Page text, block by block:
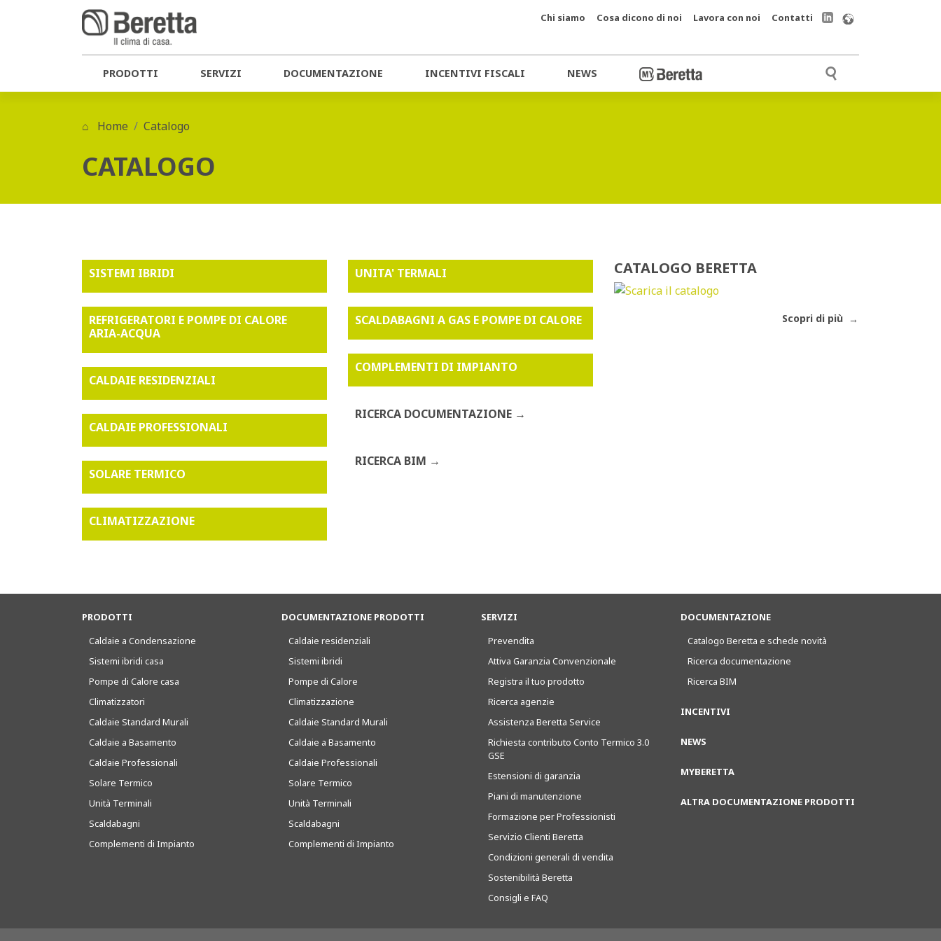
PRODOTTI SERVIZI DOCUMENTAZIONE INCENTIVI FISCALI NEWS
Chi siamo Cosa dicono di noi Lavora con noi Contatti
Home Catalogo
CATALOGO
SISTEMI IBRIDI
REFRIGERATORI E POMPE DI CALORE
ARIA-ACQUA
CALDAIE RESIDENZIALI
CALDAIE PROFESSIONALI
SOLARE TERMICO
CLIMATIZZAZIONE
UNITA' TERMALI
SCALDABAGNI A GAS E POMPE DI CALORE
COMPLEMENTI DI IMPIANTO
RICERCA DOCUMENTAZIONE
RICERCA BIM
CATALOGO BERETTA
Scopri di più
PRODOTTI
Caldaie a Condensazione
Sistemi ibridi casa
Pompe di Calore casa
Climatizzatori
Caldaie Standard Murali
Caldaie a Basamento
Caldaie Professionali
Solare Termico
Unità Terminali
Scaldabagni
Complementi di Impianto
DOCUMENTAZIONE PRODOTTI
Caldaie residenziali
Sistemi ibridi
Pompe di Calore
Climatizzazione
Caldaie Standard Murali
Caldaie a Basamento
Caldaie Professionali
Solare Termico
Unità Terminali
Scaldabagni
Complementi di Impianto
SERVIZI
Prevendita
Attiva Garanzia Convenzionale
Registra il tuo prodotto
Ricerca agenzie
Assistenza Beretta Service
Richiesta contributo Conto Termico 3.0
GSE
Estensioni di garanzia
Piani di manutenzione
Formazione per Professionisti
Servizio Clienti Beretta
Condizioni generali di vendita
Sostenibilità Beretta
Consigli e FAQ
DOCUMENTAZIONE
Catalogo Beretta e schede novità
Ricerca documentazione
Ricerca BIM
INCENTIVI
NEWS
MYBERETTA
ALTRA DOCUMENTAZIONE PRODOTTI